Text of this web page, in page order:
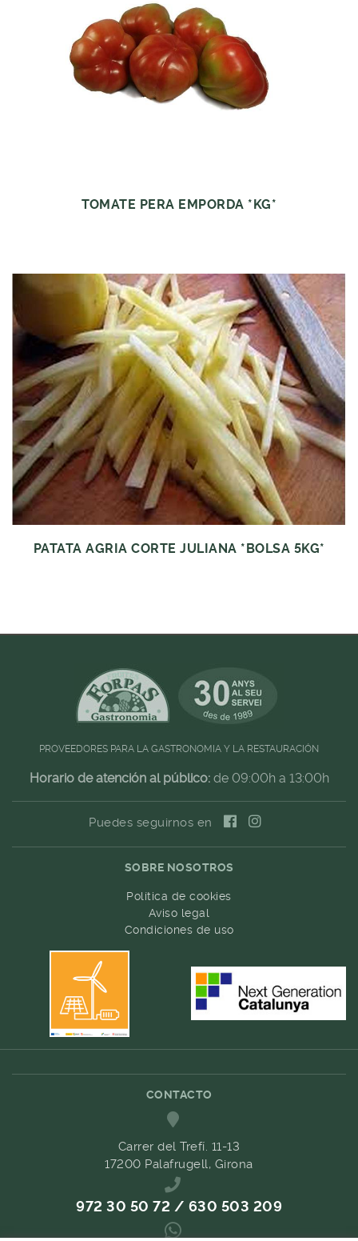
TOMATE PERA EMPORDA *KG*
PATATA AGRIA CORTE JULIANA *BOLSA 5KG*
PROVEEDORES PARA LA GASTRONOMIA Y LA RESTAURACIÓN
Horario de atención al público:de 09:00h a 13:00h
Puedes seguirnos en
SOBRE NOSOTROS
Política de cookies
Aviso legal
Condiciones de uso
CONTACTO
Carrer del Trefí. 11-13
17200 Palafrugell, Girona
972 30 50 72 / 630 503 209